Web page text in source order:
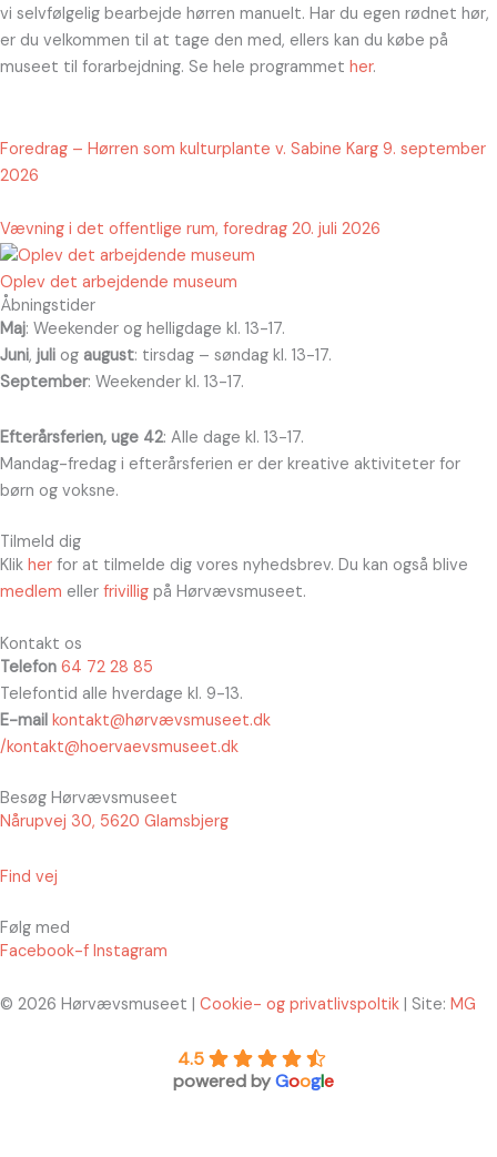
vi selvfølgelig bearbejde hørren manuelt. Har du egen rødnet hør,
er du velkommen til at tage den med, ellers kan du købe på
museet til forarbejdning. Se hele programmet her.
Foredrag – Hørren som kulturplante v. Sabine Karg 9. september
2026
Vævning i det offentlige rum, foredrag 20. juli 2026
Oplev det arbejdende museum
Åbningstider
Maj: Weekender og helligdage kl. 13-17.
Juni, juli og august: tirsdag – søndag kl. 13-17.
September: Weekender kl. 13-17.
Efterårsferien, uge 42: Alle dage kl. 13-17.
Mandag-fredag i efterårsferien er der kreative aktiviteter for
børn og voksne.
Tilmeld dig
Klik her for at tilmelde dig vores nyhedsbrev. Du kan også blive
medlem eller frivillig på Hørvævsmuseet.
Kontakt os
Telefon 64 72 28 85
Telefontid alle hverdage kl. 9-13.
E-mail kontakt@hørvævsmuseet.dk
/kontakt@hoervaevsmuseet.dk
Besøg Hørvævsmuseet
Nårupvej 30, 5620 Glamsbjerg
Find vej
Følg med
Facebook-f Instagram
© 2026 Hørvævsmuseet | Cookie- og privatlivspoltik | Site: MG
4.5
powered byGoogle